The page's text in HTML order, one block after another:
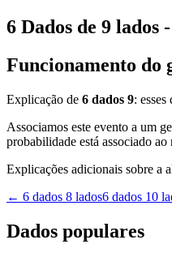
6 Dados de 9 lados
Funcionamento do
Explicação de 6 dados 9:
Associamos este evento a um
probabilidade está associado
Explicações adicionais sobre a
← 6 dados 8 lados6 dados 10
Dados populares